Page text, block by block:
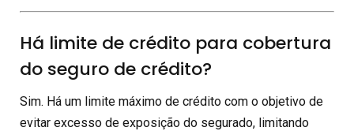
Há limite de crédito para cobertura
do seguro de crédito?
Sim. Há um limite máximo de crédito com o objetivo de
evitar excesso de exposição do segurado, limitando